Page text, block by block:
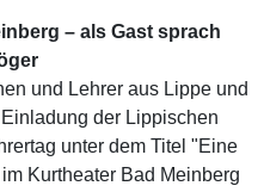
– als Gast sprach
und Lehrer aus Lippe und
der Lippischen
unter dem Titel "Eine
Kurtheater Bad Meinberg